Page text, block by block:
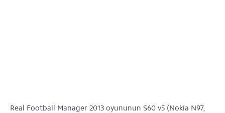
Real Football Manager 2013 oyununun S60 v5 (Nokia N97,